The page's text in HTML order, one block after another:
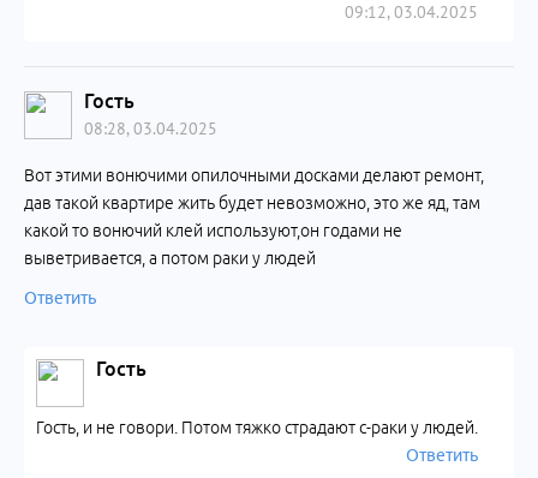
09:12, 03.04.2025
Гость
08:28, 03.04.2025
Вот этими вонючими опилочными досками делают ремонт,
дав такой квартире жить будет невозможно, это же яд, там
какой то вонючий клей используют,он годами не
выветривается, а потом раки у людей
Ответить
Гость
Гость, и не говори. Потом тяжко страдают с-раки у людей.
Ответить